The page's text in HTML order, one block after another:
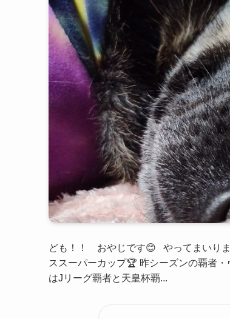
ども！！ おやじです😊 やってまいりま
ススーパーカップ🏆 昨シーズンの覇者
はJリーグ覇者と天皇杯覇...